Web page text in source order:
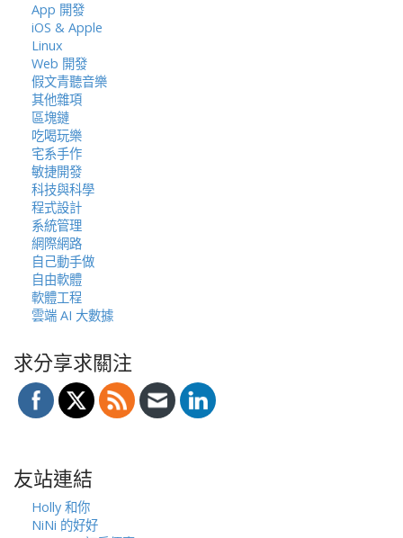
App 開發
iOS & Apple
Linux
Web 開發
假文青聽音樂
其他雜項
區塊鏈
吃喝玩樂
宅系手作
敏捷開發
科技與科學
程式設計
系統管理
網際網路
自己動手做
自由軟體
軟體工程
雲端 AI 大數據
求分享求關注
友站連結
Holly 和你
NiNi 的好好